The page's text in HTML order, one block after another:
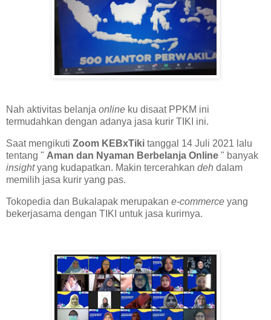
Nah aktivitas belanja online ku disaat PPKM ini
termudahkan dengan adanya jasa kurir TIKI ini.
Saat mengikuti Zoom KEBxTiki tanggal 14 Juli 2021 lalu
tentang " Aman dan Nyaman Berbelanja Online " banyak
insightyang kudapatkan. Makin tercerahkan deh dalam
memilih jasa kurir yang pas.
Tokopedia dan Bukalapak merupakan e-commerce yang
bekerjasama dengan TIKI untuk jasa kurirnya.